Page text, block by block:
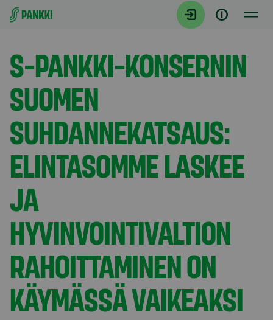
Siirry suoraan sisältöön
Tiedotteet
S-PANKKI-KONSERNIN
SUOMEN
SUHDANNEKATSAUS:
ELINTASOMME LASKEE
JA
HYVINVOINTIVALTION
RAHOITTAMINEN ON
KÄYMÄSSÄ VAIKEAKSI